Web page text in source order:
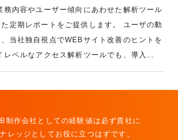
務内容やユーザー傾向にあわせた解析ツール
定期レポートをご提供します。 ユーザの動
当社独自視点でWEBサイト改善のヒントを
レベルなアクセス解析ツールでも、導入…
制作会社としての経験値は必ず貴社に
レッジとしてお役に立つはずです。